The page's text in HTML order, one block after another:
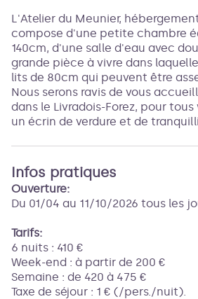
L'Atelier du Meunier,
compose d'une petite chambre
140cm, d'une salle d'eau avec
grande pièce à vivre dans
lits de 80cm qui peuvent être
Nous serons ravis de vous
dans le Livradois-Forez, pour tous
un écrin de verdure et de
Infos pratiques
Ouverture:
Du 01/04 au 11/10/2026 tous les
Tarifs:
6 nuits : 410 €
Week-end : à partir de 200 €
Semaine : de 420 à 475 €
Taxe de séjour : 1 € (/pers./nuit).